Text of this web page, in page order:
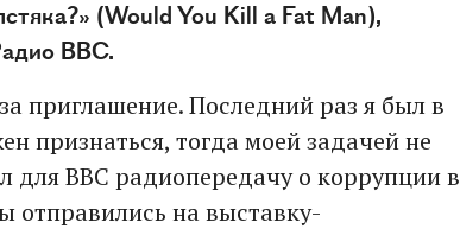
(Would You Kill a Fat Man),
BBC.
приглашение. Последний раз я был в
признаться, тогда моей задачей не
для BBC радиопередачу о коррупции в
отправились на выставку-